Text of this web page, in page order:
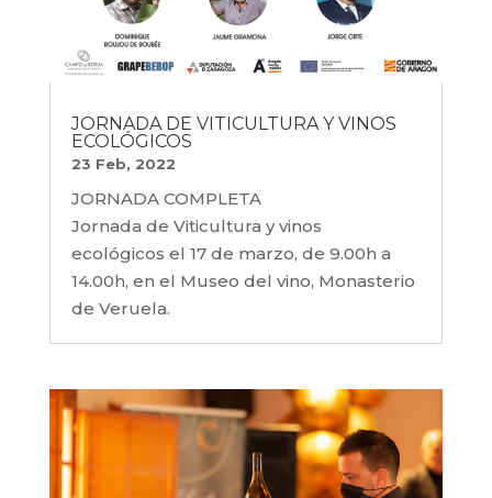
JORNADA DE VITICULTURA Y VINOS
ECOLÓGICOS
23 Feb, 2022
JORNADA COMPLETA
Jornada de Viticultura y vinos
ecológicos el 17 de marzo, de 9.00h a
14.00h, en el Museo del vino, Monasterio
de Veruela.